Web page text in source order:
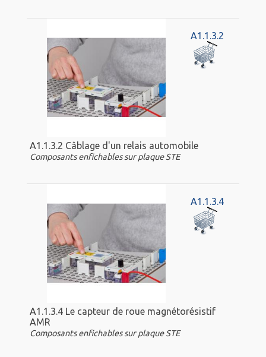
A1.1.3.2
A1.1.3.2 Câblage d'un relais automobile
Composants enfichables sur plaque STE
A1.1.3.4
A1.1.3.4 Le capteur de roue magnétorésistif
AMR
Composants enfichables sur plaque STE